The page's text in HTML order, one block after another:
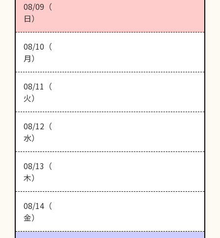
08/09（
日）
08/10（
月）
08/11（
火）
08/12（
水）
08/13（
木）
08/14（
金）